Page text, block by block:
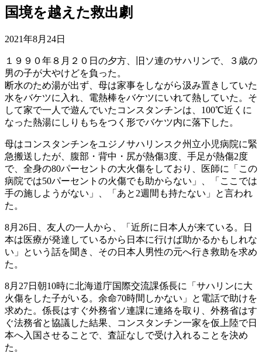
国境を越えた救出劇
2021年8月24日
１９９０年８月２０日の夕方、旧ソ連のサハリンで、３歳の
男の子が大やけどを負った。
断水のため湯が出ず、母は家事をしながら汲み置きしていた
水をバケツに入れ、電熱棒をバケツにいれて熱していた。そ
して家で一人で遊んでいたコンスタンチンは、100℃近くに
なった熱湯にしりもちをつく形でバケツ内に落下した。
母はコンスタンチンをユジノサハリンスク州立小児病院に緊
急搬送したが、腹部・背中・尻が熱傷3度、手足が熱傷2度
で、全身の80パーセントの大火傷をしており、医師に「この
病院では50パーセントの火傷でも助からない」、「ここでは
手の施しようがない」、「あと2週間も持たない」と言われ
た。
8月26日、友人の一人から、「近所に日本人が来ている。日
本は医療が発達しているから日本に行けば助かるかもしれな
い」という話を聞き、その日本人男性の元へ行き救助を求め
た。
8月27日朝10時に北海道庁国際交流課係長に「サハリンに大
火傷をした子がいる。余命70時間しかない」と電話で助けを
求めた。係長はすぐ外務省ソ連課に連絡を取り、外務省はす
ぐ法務省と協議した結果、コンスタンチン一家を仮上陸で日
本へ入国させることで、査証なしで受け入れることを決め
た。